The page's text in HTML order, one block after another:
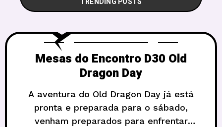
Mesas do Encontro D30 Old
Dragon Day
A aventura do Old Dragon Day já está
pronta e preparada para o sábado,
venham preparados para enfrentar